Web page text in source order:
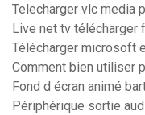
Telecharger vlc media
Live net tv télécharger
Télécharger microsoft
Comment bien utiliser
Fond d écran animé
Périphérique sortie